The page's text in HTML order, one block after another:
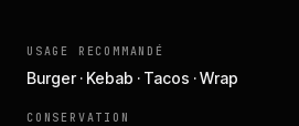
USAGE RECOMMANDÉ
Burger · Kebab · Tacos · Wrap
CONSERVATION